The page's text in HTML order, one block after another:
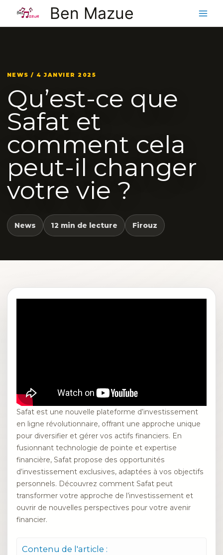
contenu
Ben Mazue
NEWS / 4 JANVIER 2025
Qu’est-ce que
Safat et
comment cela
peut-il changer
votre vie ?
News 12 min de lecture Firouz
Safat est une nouvelle plateforme d’investissement
en ligne révolutionnaire, offrant une approche unique
pour diversifier et gérer vos actifs financiers. En
fusionnant technologie de pointe et expertise
financière, Safat propose des opportunités
d’investissement exclusives, adaptées à vos objectifs
personnels. Découvrez comment Safat peut
transformer votre approche de l’investissement et
ouvrir de nouvelles perspectives pour votre avenir
financier.
Contenu de l'article :